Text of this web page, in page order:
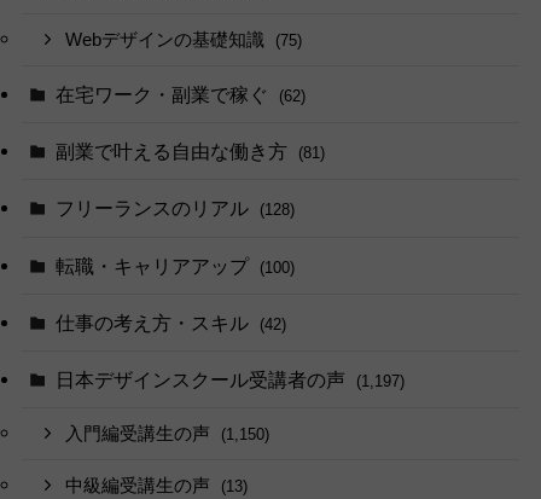
Webデザインの基礎知識 (75)
在宅ワーク・副業で稼ぐ (62)
副業で叶える自由な働き方 (81)
フリーランスのリアル (128)
転職・キャリアアップ (100)
仕事の考え方・スキル (42)
日本デザインスクール受講者の声 (1,197)
入門編受講生の声 (1,150)
中級編受講生の声 (13)